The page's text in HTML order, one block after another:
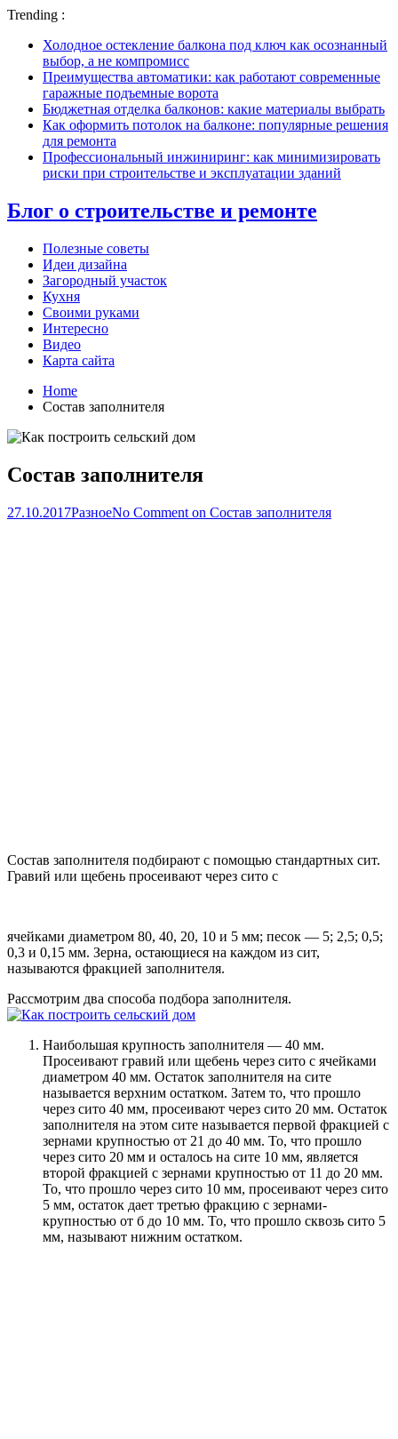
Trending :
Холодное остекление балкона под ключ как осознанный
выбор, а не компромисс
Преимущества автоматики: как работают современные
гаражные подъемные ворота
Бюджетная отделка балконов: какие материалы выбрать
Как оформить потолок на балконе: популярные решения
для ремонта
Профессиональный инжиниринг: как минимизировать
риски при строительстве и эксплуатации зданий
Блог о строительстве и ремонте
Полезные советы
Идеи дизайна
Загородный участок
Кухня
Своими руками
Интересно
Видео
Карта сайта
Home
Состав заполнителя
Состав заполнителя
27.10.2017РазноеNo Comment on Состав заполнителя
Состав заполнителя подбирают с помощью стандартных сит.
Гравий или щебень просеивают через сито с
ячейками диаметром 80, 40, 20, 10 и 5 мм; песок — 5; 2,5; 0,5;
0,3 и 0,15 мм. Зерна, остающиеся на каждом из сит,
называются фракцией заполнителя.
Рассмотрим два способа подбора заполнителя.
Наибольшая крупность заполнителя — 40 мм.
Просеивают гравий или щебень через сито с ячейками
диаметром 40 мм. Остаток заполнителя на сите
называется верхним остатком. Затем то, что прошло
через сито 40 мм, просеивают через сито 20 мм. Остаток
заполнителя на этом сите называется первой фракцией с
зернами крупностью от 21 до 40 мм. То, что прошло
через сито 20 мм и осталось на сите 10 мм, является
второй фракцией с зернами крупностью от 11 до 20 мм.
То, что прошло через сито 10 мм, просеивают через сито
5 мм, остаток дает третью фракцию с зернами-
крупностью от б до 10 мм. То, что прошло сквозь сито 5
мм, называют нижним остатком.